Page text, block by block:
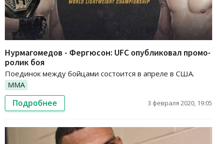
Нурмагомедов - Фергюсон: UFC опубликовал промо-
ролик боя
Поединок между бойцами состоится в апреле в США.
ММА
Подробнее 3 февраля 2020, 19:05